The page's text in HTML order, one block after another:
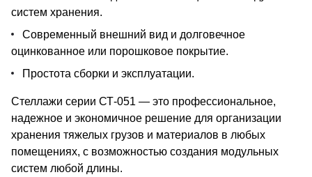
систем хранения.
Современный внешний вид и долговечное
оцинкованное или порошковое покрытие.
Простота сборки и эксплуатации.
Стеллажи серии СТ-051 — это профессиональное,
надежное и экономичное решение для организации
хранения тяжелых грузов и материалов в любых
помещениях, с возможностью создания модульных
систем любой длины.